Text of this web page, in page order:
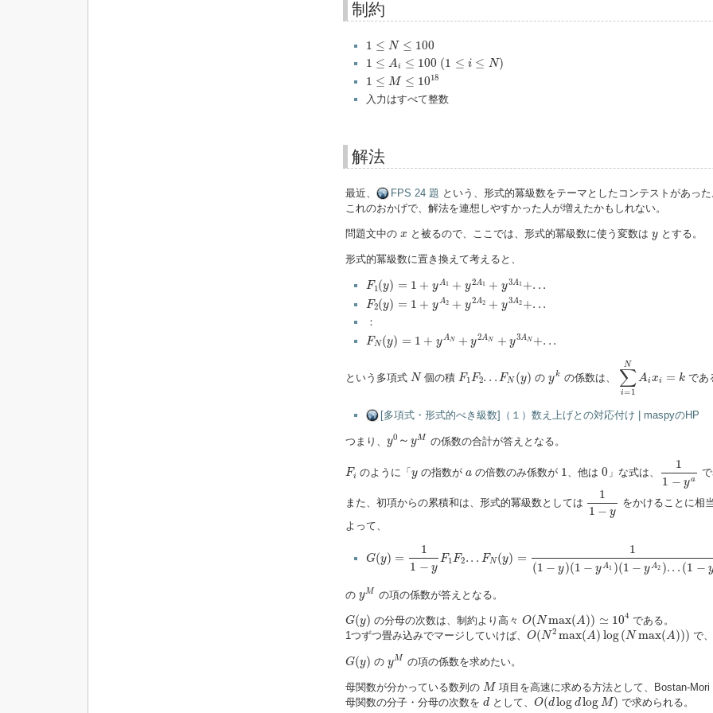
制約
1 ≤ N ≤ 100
1 N ≤100
1 ≤ Ai ≤ 100 (1 ≤ i ≤ N)
1 A ≤100 (1≤i ≤N
1 ≤ M ≤ 1018
≤ 10
入力はすべて整数
解法
最近、 FPS 24 題 という、形式的冪級数をテーマとしたコンテストがあった
これのおかげで、解法を連想しやすかった人が増えたかもしれない。
問題文中の x
x と被るので、ここでは、形式的冪級数に使う変数は y
yとする。
形式的冪級数に置き換えて考えると、
F1(y) = 1 + y A1 + y2A1 + y3A1 +. . .
F1 ( ) y + y +. ..
F2(y) = 1 + yA2 + y2A2 + y3A2 +. . .
F2 (y ) 2+y 2 +y 2+...
：
F N (y) = 1 + y AN + y2AN + y3 AN +. . .
(y ) +y + y +. .
という多項式 N
N 個の積 F1 F2. . . FN (y)
F1 F2 FN y の yk
k
の係数は、
N
∑
i=1
Aixi = k
∑i=
であ
[多項式・形式的べき級数]（１）数え上げとの対応付け | maspyのHP
つまり、 y0 ～ yM
0 M
の係数の合計が答えとなる。
Fi
Fi のように「y
y の指数がa
a の倍数のみ係数が 1
1 、他は0
0 」な式は、
1
1 − ya
−y
また、初項からの累積和は、形式的冪級数としては
1
1 − y
−
をかけることに相
よって、
G(y) =
1
1 − y
F1 F2. . . F N (y) =
1
(1 − y)(1 − yA1 )(1 − yA2 ). . . (1 −
yF 1
の yM
M
の項の係数が答えとなる。
G(y)
G(y ) の分母の次数は、制約より高々 O(N max(A)) ≃ 104
O (Nmax A ))≃
である。
1つずつ畳み込みでマージしていけば、 O(N2 max(A) log(N max(A)))
O(N2max(A) log (Nmax(A)))
で
G(y)
G(y ) の yM
M
の項の係数を求めたい。
母関数が分かっている数列の M
M 項目を高速に求める方法として、Bostan-Mori
母関数の分子・分母の次数を ddとして、 O(dlog dlog M)
O(dlog d logM ) で求められる。